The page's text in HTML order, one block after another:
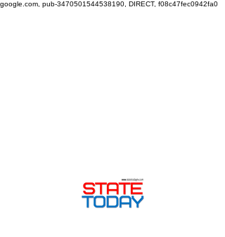
google.com, pub-3470501544538190, DIRECT, f08c47fec0942fa0